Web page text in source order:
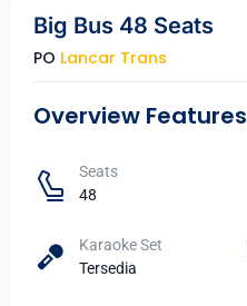
Big Bus 48 Seats
PO Lancar Trans
Overview Features
Seats​
48
Karaoke Set
Tersedia